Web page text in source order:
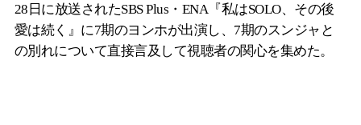
28日に放送されたSBS Plus・ENA『私はSOLO、その後
愛は続く』に7期のヨンホが出演し、7期のスンジャと
の別れについて直接言及して視聴者の関心を集めた。